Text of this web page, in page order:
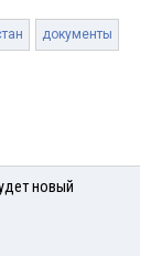
документы
новый